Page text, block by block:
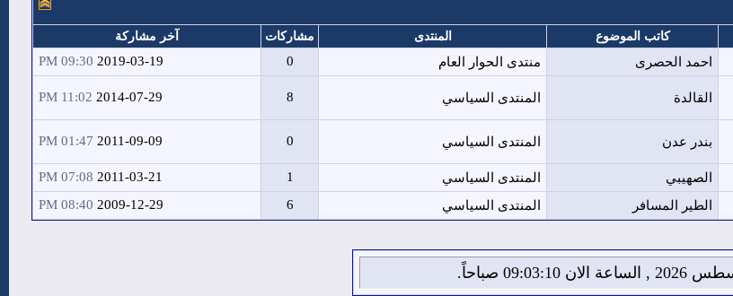
كاتب الموضوع المنتدى مشاركات آخر مشاركة
احمد الحصرى منتدى الحوار العام 0
2019-03-19
09:30 PM
القالدة المنتدى السياسي 8
2014-07-29
11:02 PM
بندر عدن المنتدى السياسي 0
2011-09-09
01:47 PM
الصهيبي المنتدى السياسي 1
2011-03-21
07:08 PM
الطير المسافر المنتدى السياسي 6
2009-12-29
08:40 PM